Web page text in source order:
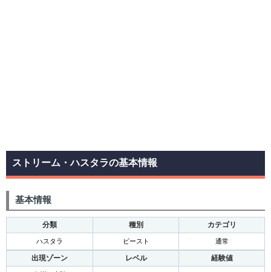
ストリーム・ハスタラの基本情報
基本情報
分類 種別 カテゴリ
ハスタラ ビースト 通常
出現ゾーン レベル 経験値